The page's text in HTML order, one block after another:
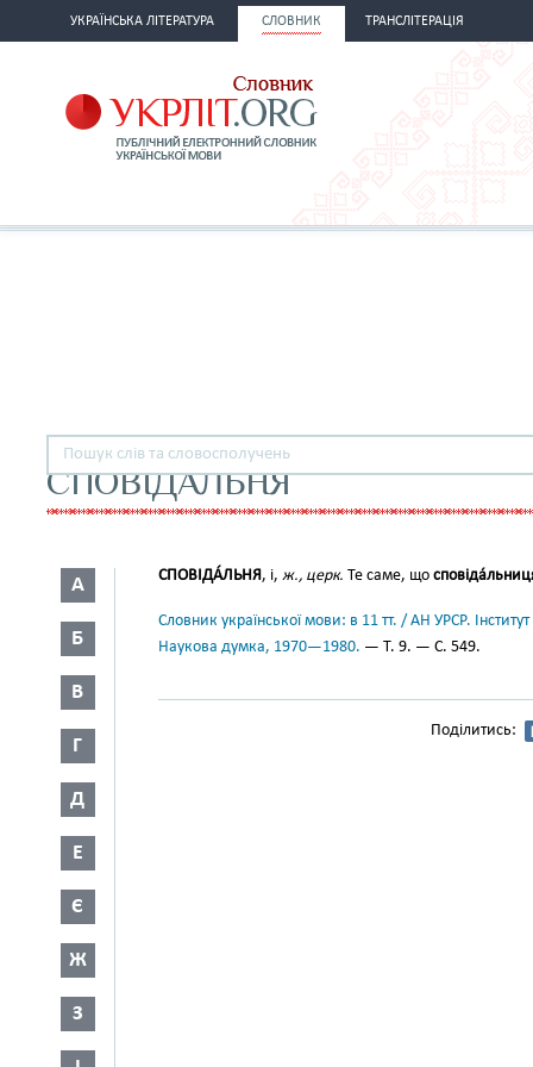
УКРАЇНСЬКА ЛІТЕРАТУРА СЛОВНИК ТРАНСЛІТЕРАЦІЯ
СПОВІДАЛЬНЯ
А
Б
В
Г
Д
Е
Є
Ж
З
СПОВІДА́ЛЬНЯ, і, ж., церк. Те саме, що
Словник української мови: в 11 тт. / АН УРСР.
Наукова думка, 1970—1980. — Т. 9. — С. 549.
Поділитись: